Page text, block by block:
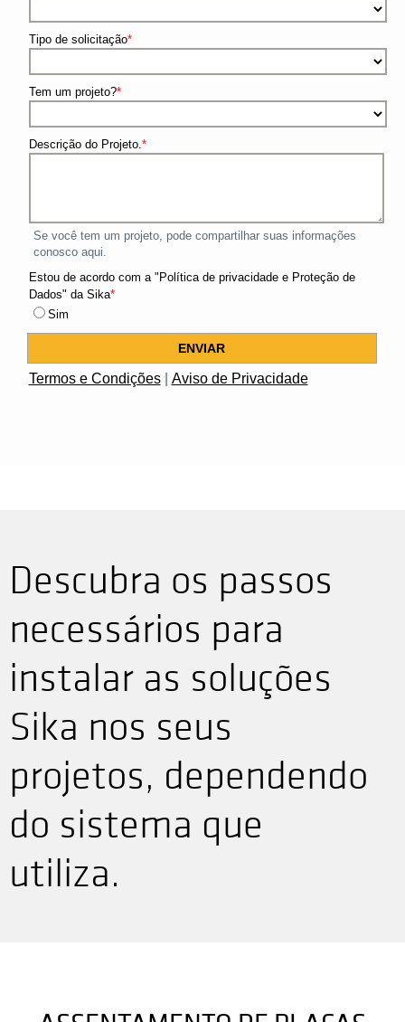
Descubra os passos
necessários para
instalar as soluções
Sika nos seus
projetos, dependendo
do sistema que
utiliza.